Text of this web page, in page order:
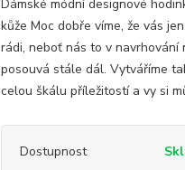
Dámské módní designové
kůže Moc dobře víme, že vás
rádi, neboť nás to v navrhování
posouvá stále dál. Vytváříme
celou škálu příležitostí a vy si
Dostupnost